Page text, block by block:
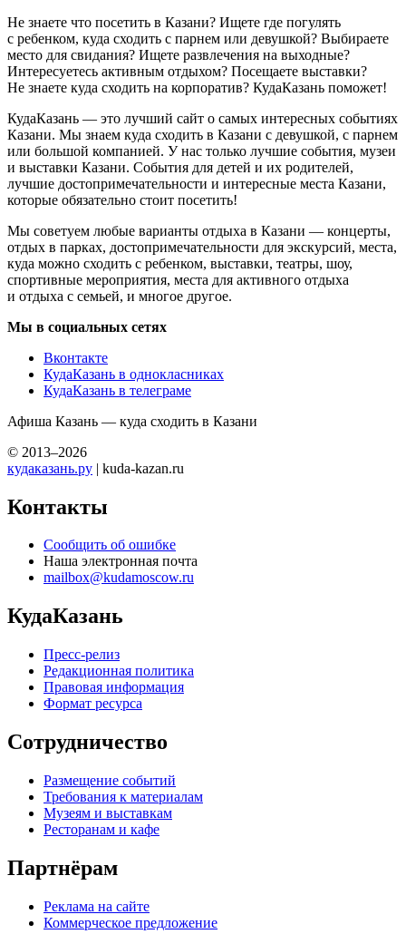
Не знаете что посетить в Казани? Ищете где погулять
с ребенком, куда сходить с парнем или девушкой? Выбираете
место для свидания? Ищете развлечения на выходные?
Интересуетесь активным отдыхом? Посещаете выставки?
Не знаете куда сходить на корпоратив? КудаКазань поможет!
КудаКазань — это лучший сайт о самых интересных событиях
Казани. Мы знаем куда сходить в Казани с девушкой, с парнем
или большой компанией. У нас только лучшие события, музеи
и выставки Казани. События для детей и их родителей,
лучшие достопримечательности и интересные места Казани,
которые обязательно стоит посетить!
Мы советуем любые варианты отдыха в Казани — концерты,
отдых в парках, достопримечательности для экскурсий, места,
куда можно сходить с ребенком, выставки, театры, шоу,
спортивные мероприятия, места для активного отдыха
и отдыха с семьей, и многое другое.
Мы в социальных сетях
Вконтакте
КудаКазань в однокласниках
КудаКазань в телеграме
Афиша Казань — куда сходить в Казани
© 2013–2026
кудаказань.ру | kuda-kazan.ru
Контакты
Сообщить об ошибке
Наша электронная почта
mailbox@kudamoscow.ru
КудаКазань
Пресс-релиз
Редакционная политика
Правовая информация
Формат ресурса
Сотрудничество
Размещение событий
Требования к материалам
Музеям и выставкам
Ресторанам и кафе
Партнёрам
Реклама на сайте
Коммерческое предложение